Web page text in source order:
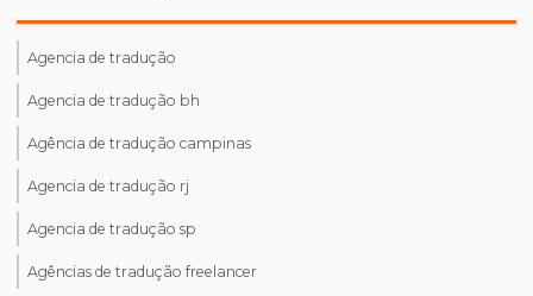
Agencia de tradução
Agencia de tradução bh
Agência de tradução campinas
Agencia de tradução rj
Agencia de tradução sp
Agências de tradução freelancer